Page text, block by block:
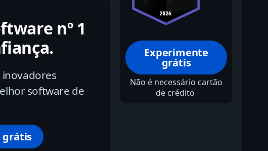
nº 1
software de
grátis
Experimente
grátis
Não é necessário cartão
de crédito